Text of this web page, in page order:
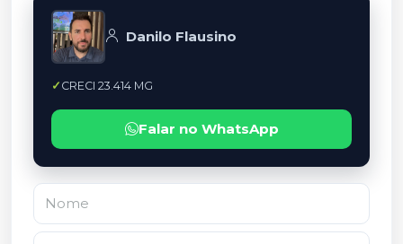
Danilo Flausino
CRECI 23.414 MG
Falar no WhatsApp